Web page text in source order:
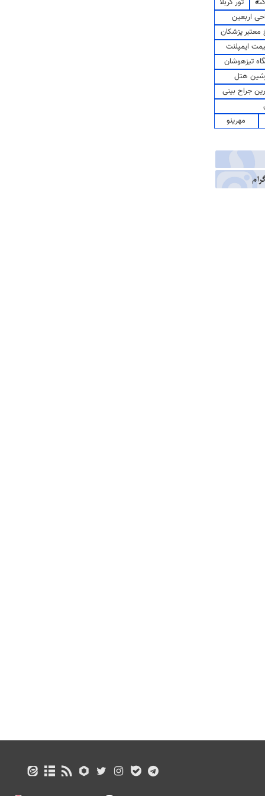
اربعین
پزشکان
ایمپلنت
تیزهوشان
هتل
جراح بینی
مهرینو